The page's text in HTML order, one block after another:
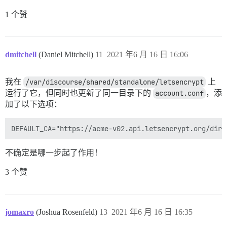
1 个赞
dmitchell (Daniel Mitchell) 2021 年6 月 16 日 16:06
11
我在 /var/discourse/shared/standalone/letsencrypt
上
运行了它，但同时也更新了同一目录下的 account.conf ，添
加了以下选项：
不确定是哪一步起了作用！
3 个赞
jomaxro (Joshua Rosenfeld) 2021 年6 月 16 日 16:35
13